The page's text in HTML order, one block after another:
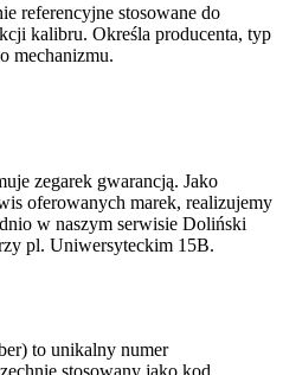
referencyjne stosowane do
kalibru. Określa producenta, typ
mechanizmu.
zegarek gwarancją. Jako
oferowanych marek, realizujemy
w naszym serwisie Doliński
pl. Uniwersyteckim 15B.
to unikalny numer
stosowany jako kod